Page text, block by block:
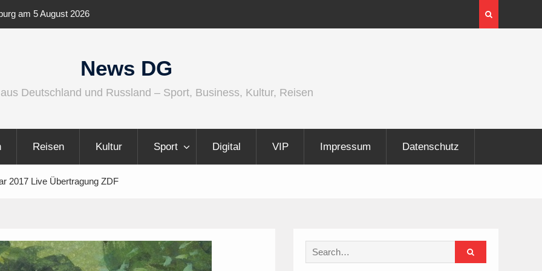
und
InnoTrans 2026 zeigt Technologien für die
Elektrifizierung der Schiene
News DG
Deutschland und Russland – Sport, Business, Kultur, Reisen
Reisen Kultur Sport Digital VIP Impressum Datenschutz
2017 Live Übertragung ZDF
Search
for: